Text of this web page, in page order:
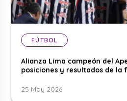
FÚTBOL
Alianza Lima campeón del
posiciones y resultados de la
25 May 2026